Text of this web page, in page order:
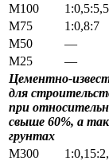
М100
1:0,5:5,5
М75
1:0,8:7
М50
—
М25
—
Цементно-
для
при
свыше 60%, а
грунтах
М300